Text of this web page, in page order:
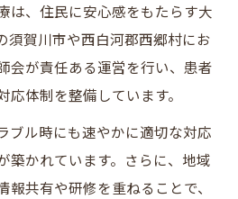
は、住民に安心感をもたらす大
須賀川市や西白河郡西郷村にお
会が責任ある運営を行い、患者
体制を整備しています。
ブル時にも速やかに適切な対応
築かれています。さらに、地域
共有や研修を重ねることで、